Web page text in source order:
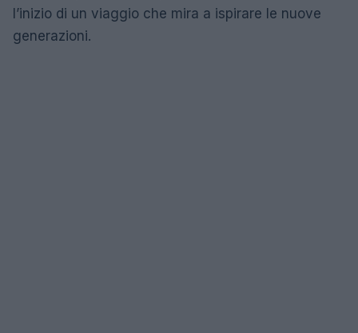
l’inizio di un viaggio che mira a ispirare le nuove
generazioni.